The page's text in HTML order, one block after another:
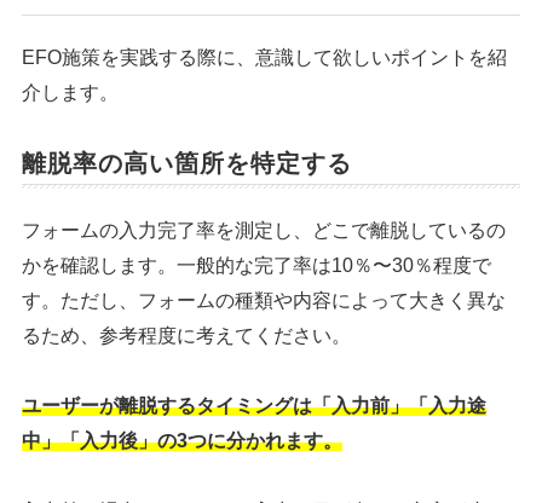
EFO施策を実践する際に、意識して欲しいポイントを紹
介します。
離脱率の高い箇所を特定する
フォームの入力完了率を測定し、どこで離脱しているの
かを確認します。一般的な完了率は10％〜30％程度で
す。ただし、フォームの種類や内容によって大きく異な
るため、参考程度に考えてください。
ユーザーが離脱するタイミングは「入力前」「入力途
中」「入力後」の3つに分かれます。